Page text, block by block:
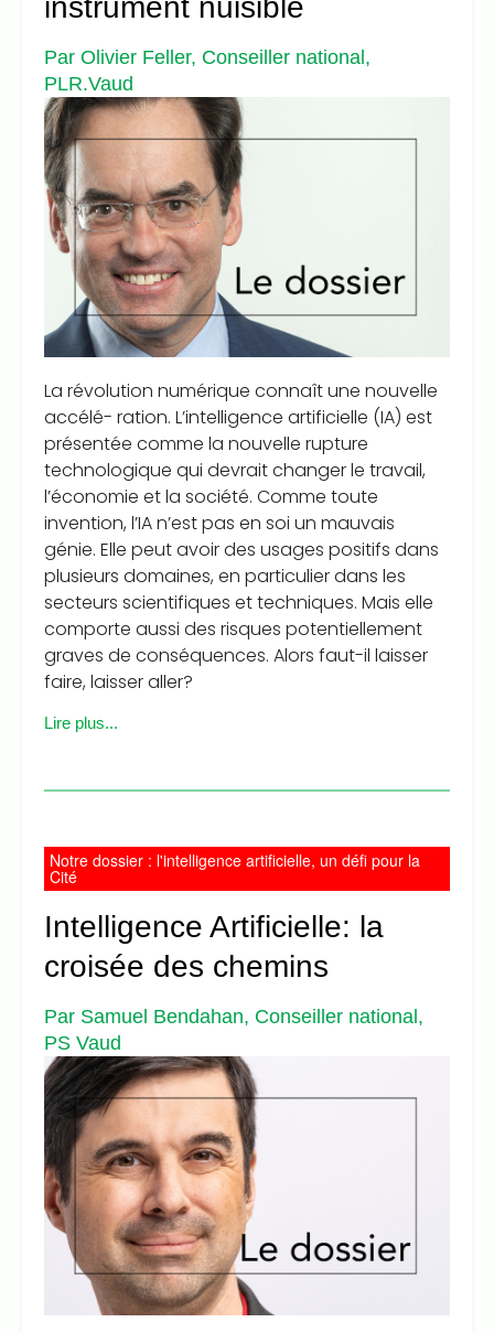
instrument nuisible
Par Olivier Feller, Conseiller national,
PLR.Vaud
La révolution numérique connaît une nouvelle
accélé- ration. L’intelligence artificielle (IA) est
présentée comme la nouvelle rupture
technologique qui devrait changer le travail,
l’économie et la société. Comme toute
invention, l’IA n’est pas en soi un mauvais
génie. Elle peut avoir des usages positifs dans
plusieurs domaines, en particulier dans les
secteurs scientifiques et techniques. Mais elle
comporte aussi des risques potentiellement
graves de conséquences. Alors faut-il laisser
faire, laisser aller?
Lire plus...
Notre dossier : l'intelligence artificielle, un défi pour la
Cité
Intelligence Artificielle: la
croisée des chemins
Par Samuel Bendahan, Conseiller national,
PS Vaud